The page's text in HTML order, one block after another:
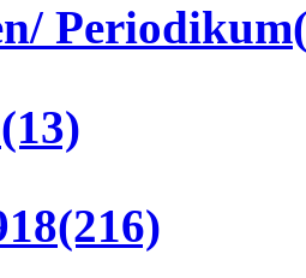
Periodikum
(13)
(216)